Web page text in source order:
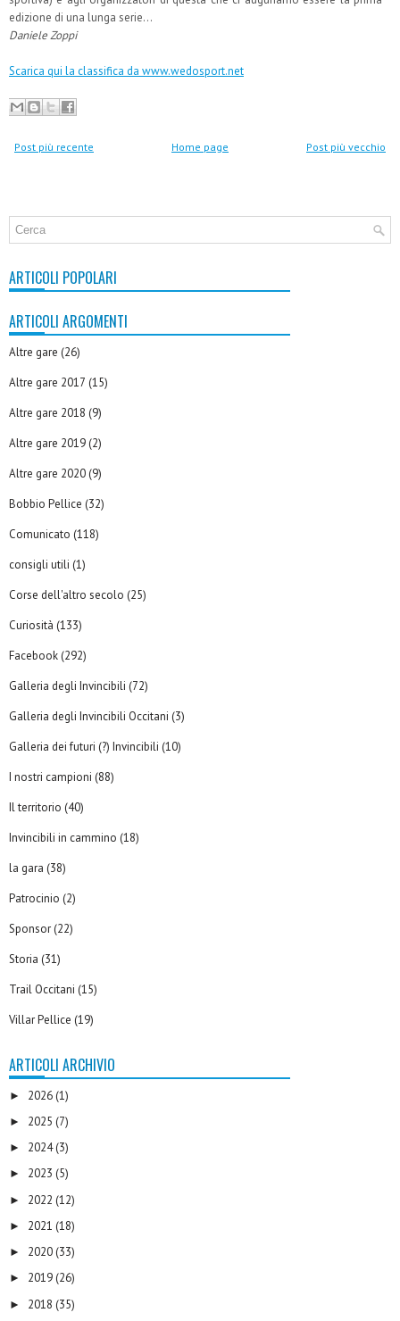
edizione di una lunga serie…
Daniele Zoppi
Scarica qui la classifica da www.wedosport.net
Post più recente Post più vecchio
Home page
ARTICOLI POPOLARI
ARTICOLI ARGOMENTI
Altre gare (26)
Altre gare 2017 (15)
Altre gare 2018 (9)
Altre gare 2019 (2)
Altre gare 2020 (9)
Bobbio Pellice (32)
Comunicato (118)
consigli utili (1)
Corse dell'altro secolo (25)
Curiosità (133)
Facebook (292)
Galleria degli Invincibili (72)
Galleria degli Invincibili Occitani (3)
Galleria dei futuri (?) Invincibili (10)
I nostri campioni (88)
Il territorio (40)
Invincibili in cammino (18)
la gara (38)
Patrocinio (2)
Sponsor (22)
Storia (31)
Trail Occitani (15)
Villar Pellice (19)
ARTICOLI ARCHIVIO
► 2026 (1)
► 2025 (7)
► 2024(3)
► 2023 (5)
► 2022 (12)
► 2021 (18)
► 2020 (33)
► 2019 (26)
► 2018 (35)